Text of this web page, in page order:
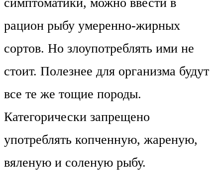
рацион рыбу умеренно-жирных
сортов. Но злоупотреблять ими не
стоит. Полезнее для организма будут
все те же тощие породы.
Категорически запрещено
употреблять копченную, жареную,
вяленую и соленую рыбу.